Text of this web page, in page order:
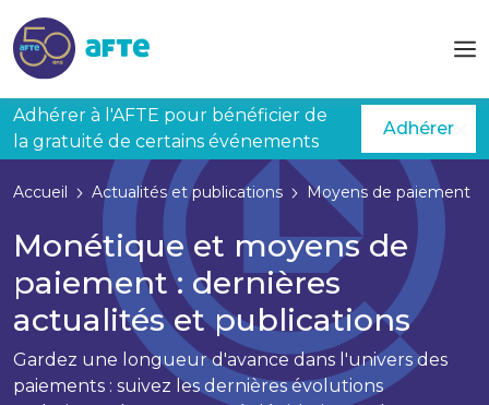
Adhérer à l'AFTE pour bénéficier de
la gratuité de certains événements
Adhérer
Accueil Actualités et publications Moyens de paiement
Monétique et moyens de
paiement : dernières
actualités et publications
Gardez une longueur d'avance dans l'univers des
paiements : suivez les dernières évolutions